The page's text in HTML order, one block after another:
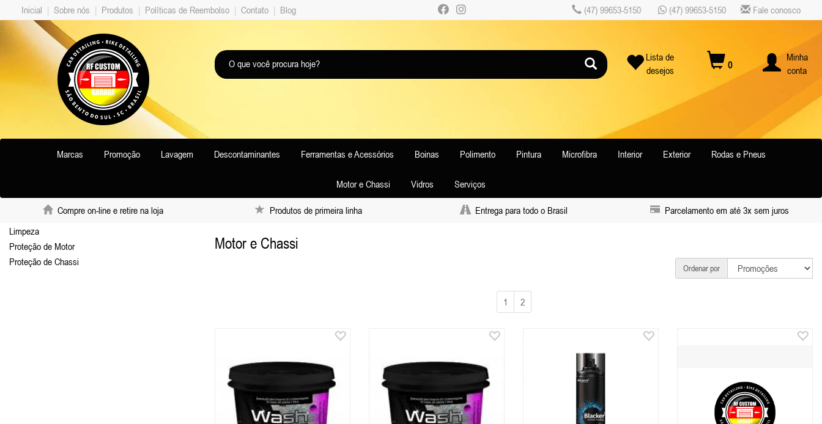
Inicial | Sobre nós | Produtos | Políticas de Reembolso | Contato | Blog (47) 99653-5150 (47) 99653-5150 Fale conosco
Lista de
desejos
0
Minha
conta
Marcas Promoção Lavagem Descontaminantes Ferramentas e Acessórios Boinas Polimento Pintura Microfibra Interior Exterior Rodas e Pneus
Motor e Chassi Vidros Serviços
Compre on-line e retire na loja Produtos de primeira linha Entrega para todo o Brasil
Parcelamento em até 3x sem juros
Limpeza
Proteção de Motor
Proteção de Chassi
Motor e Chassi
Ordenar por
1 2